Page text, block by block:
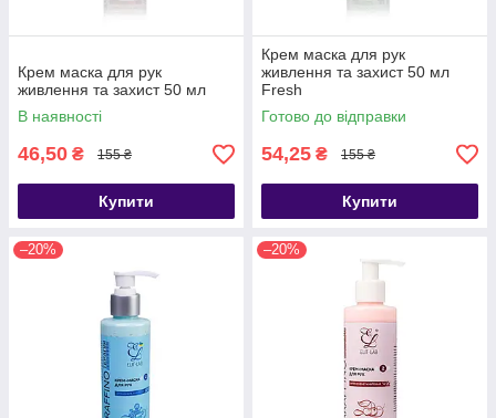
Крем маска для рук
живлення та захист 50 мл
В наявності
46,50 ₴ 155 ₴
Купити
Крем маска для рук
живлення та захист 50 мл
Fresh
Готово до відправки
54,25 ₴ 155 ₴
Купити
–20% –20%